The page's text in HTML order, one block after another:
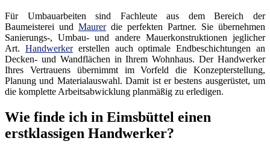
Für Umbauarbeiten sind Fachleute aus dem Bereich der
Baumeisterei und Maurerdie perfekten Partner. Sie übernehmen
Sanierungs-, Umbau- und andere Mauerkonstruktionen jeglicher
Art. Handwerkererstellen auch optimale Endbeschichtungen an
Decken- und Wandflächen in Ihrem Wohnhaus. Der Handwerker
Ihres Vertrauens übernimmt im Vorfeld die Konzepterstellung,
Planung und Materialauswahl. Damit ist er bestens ausgerüstet, um
die komplette Arbeitsabwicklung planmäßig zu erledigen.
Wie finde ich in Eimsbüttel einen
erstklassigen Handwerker?